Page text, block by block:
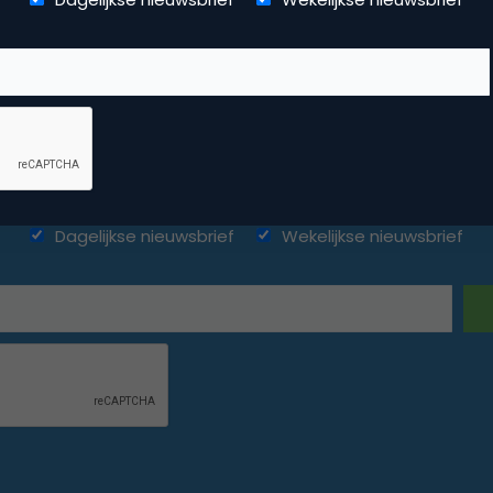
Elke dag vers. Mis
Dagelijkse nieuwsbrief Wekelijkse nieuwsbrief